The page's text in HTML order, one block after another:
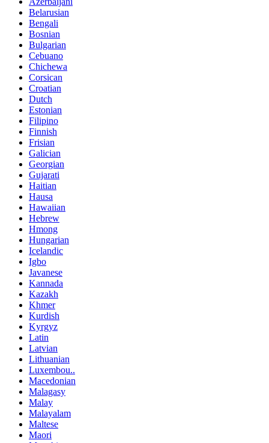
Belarusian
Bengali
Bosnian
Bulgarian
Cebuano
Chichewa
Corsican
Croatian
Dutch
Estonian
Filipino
Finnish
Frisian
Galician
Georgian
Gujarati
Haitian
Hausa
Hawaiian
Hebrew
Hmong
Hungarian
Icelandic
Igbo
Javanese
Kannada
Kazakh
Khmer
Kurdish
Kyrgyz
Latin
Latvian
Lithuanian
Luxembou..
Macedonian
Malagasy
Malay
Malayalam
Maltese
Maori